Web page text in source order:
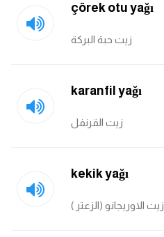
çörek otu yağı
زيت حبة البركة
karanfil yağı
زيت القرنفل
kekik yağı
زيت الاوريجانو (الزعتر )